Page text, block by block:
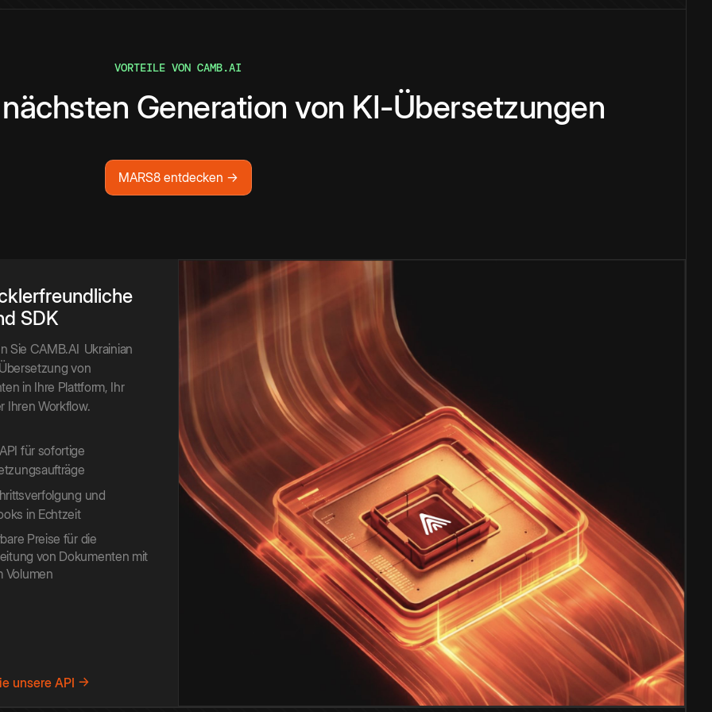
VORTEILE VON CAMB.AI
Generation von KI-Übersetzungen
MARS8 entdecken →
SDK
Sie CAMB.AI Ukrainian
von
in Ihre Plattform, Ihr
Ihren Workflow.
für sofortige
und
in Echtzeit
Preise für die
von Dokumenten mit
Volumen
unsere API →